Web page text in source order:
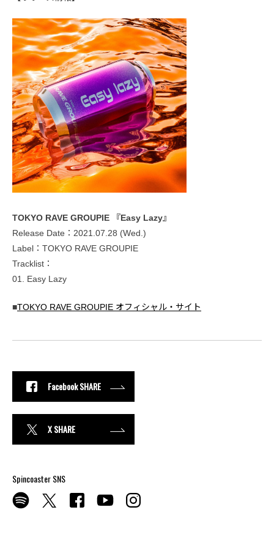
TOKYO RAVE GROUPIE 『Easy Lazy』
Release Date：2021.07.28 (Wed.)
Label：TOKYO RAVE GROUPIE
Tracklist：
01. Easy Lazy
■TOKYO RAVE GROUPIE オフィシャル・サイト
Facebook SHARE
X SHARE
Spincoaster SNS